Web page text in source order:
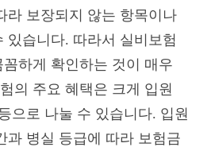
라 보장되지 않는 항목이나
있습니다. 따라서 실비보험
하게 확인하는 것이 매우
의 주요 혜택은 크게 입원
으로 나눌 수 있습니다. 입원
과 병실 등급에 따라 보험금